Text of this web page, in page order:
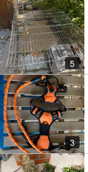
5
3